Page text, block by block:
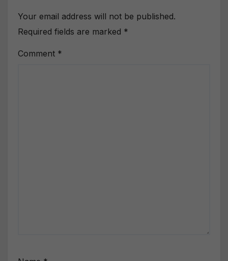
Your email address will not be published.
Required fields are marked *
Comment *